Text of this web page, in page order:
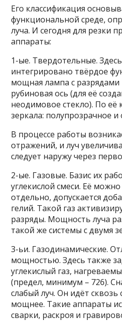
Его классификация
функциональной среде,
луча. И сегодня для резки
аппараты:
1-ые. Твердотельные.
интегрировано твёрдое
мощная лампа с разрядами
рубиновая ось (для её
неодимовое стекло). По её
зеркала: полупрозрачное
В процессе работы
отражений, и луч
следует наружу через
2-ые. Газовые. Базис их
углекислой смеси. Её
отдельно, допускается
гелий. Такой газ
разряды. Мощность луча
такой же системы с двумя
3-ьи. Газодинамические.
мощностью. Здесь также
углекислый газ,
(предел, минимум – 726).
слабый луч. Он идёт сквозь
мощнее. Такие аппараты
сварки, раскроя и